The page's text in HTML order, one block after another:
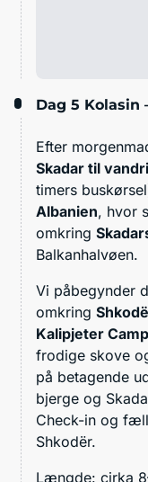
Dag 5 Kolasin
Efter
Skadar til
timers
Albanien, hvor
omkring
Balkanhalvøen.
Vi påbegynder
omkring
Kalipjeter
frodige skove
på betagende
bjerge og
Check-in og
Shkodër.
Længde: cirka